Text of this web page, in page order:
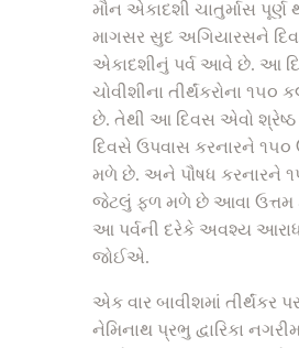
મૌન એકાદશી ચાતુર્માસ પૂર્ણ
માગસર સુદ અગિયારસને
એકાદશીનું પર્વ આવે છે. આ
ચોવીશીના તીર્થંકરોના ૧૫૦
છે. તેથી આ દિવસ એવો
દિવસે ઉપવાસ કરનારને
મળે છે. અને પૌષધ કરનારને
જેટલું ફળ મળે છે આવા
આ પર્વની દરેકે અવશ્ય
જોઈએ.
એક વાર બાવીશમાં તીર્થંકર
નેમિનાથ પ્રભુ દ્વારિકા